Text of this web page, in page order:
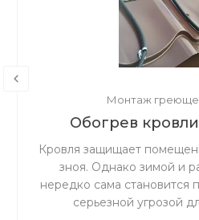
Монтаж
Обогрев
Кровля защищает
зноя. Однако зимой и
нередко сама становится
серьезной угрозой